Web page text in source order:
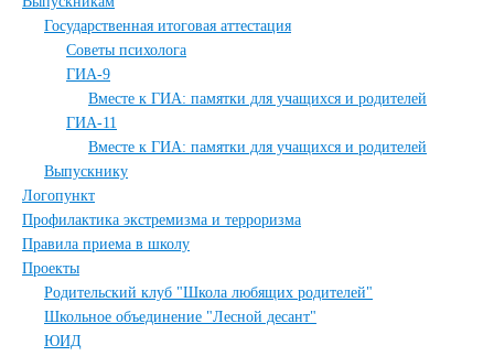
Государственная итоговая аттестация
Советы психолога
ГИА-9
Вместе к ГИА: памятки для учащихся и родителей
ГИА-11
Вместе к ГИА: памятки для учащихся и родителей
Выпускнику
Логопункт
Профилактика экстремизма и терроризма
Правила приема в школу
Проекты
Родительский клуб "Школа любящих родителей"
Школьное объединение "Лесной десант"
ЮИД